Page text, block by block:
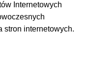
Internetowych
stron internetowych.